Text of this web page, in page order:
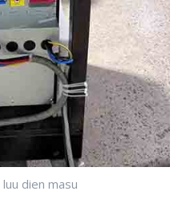
dien masu